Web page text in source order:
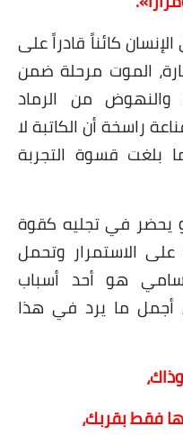
كائناً قادراً على
الموت مرحلة ضمن
من الرماد
راسخة أن الكاتبة لا
بلغت قسوة التجربة
يحضر في تجليه كقوة
على الاستمرار وتحمل
سامي هو أحد أسباب
أجمل ما يرد في هذا
فقط بقربك،